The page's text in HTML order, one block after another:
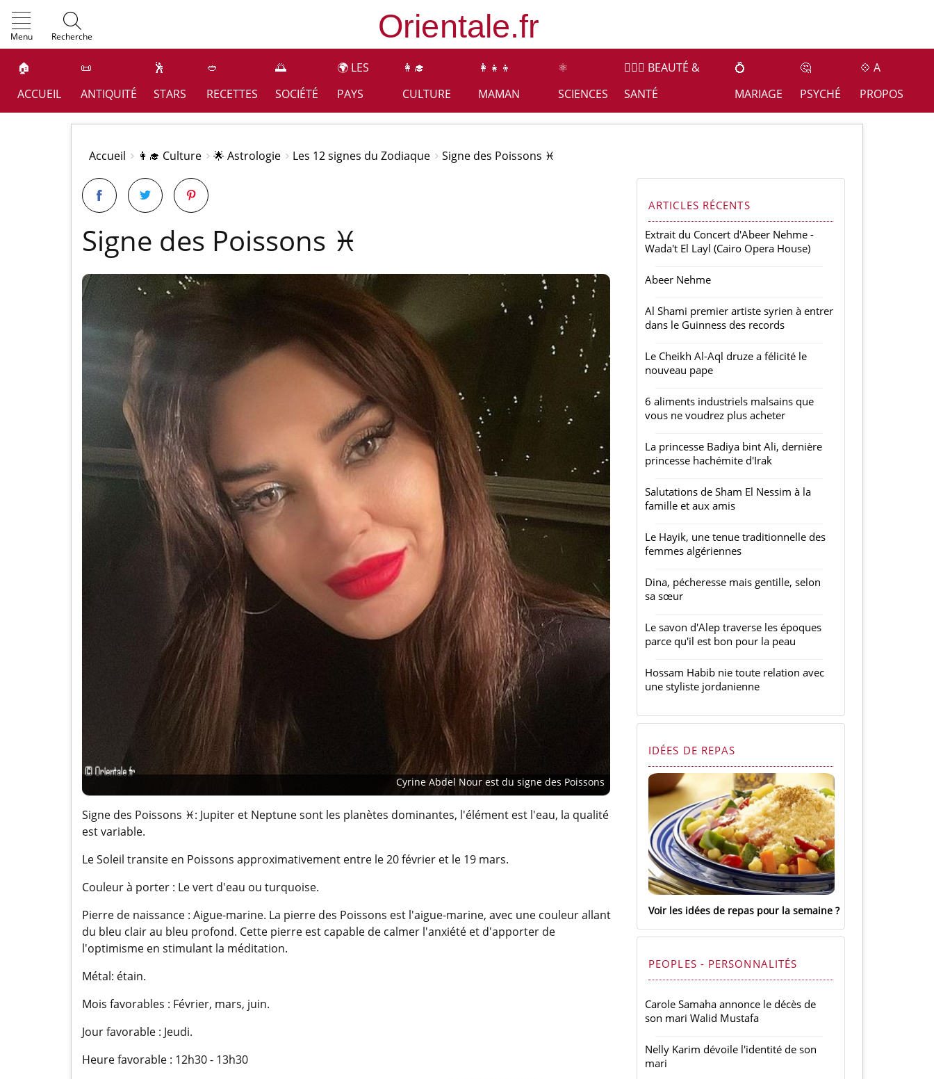
Menu Recherche
🏠
ACCUEIL
📜
ANTIQUITÉ
🕺
STARS
🥙
RECETTES
🌅
SOCIÉTÉ
🌍 LES
PAYS
👩‍🎓
CULTURE
👩‍👧‍👦
MAMAN
⚛️
SCIENCES
👩🏻‍⚕️ BEAUTÉ &
SANTÉ
💍
MARIAGE
🤔
PSYCHÉ
💠 A
PROPOS
Accueil 👩‍🎓 Culture 🌟 Astrologie Les 12 signes du Zodiaque Signe des Poissons ♓
Signe des Poissons ♓
Cyrine Abdel Nour est du signe des Poissons
Signe des Poissons ♓: Jupiter et Neptune sont les planètes dominantes, l'élément est l'eau, la qualité
est variable.
Le Soleil transite en Poissons approximativement entre le 20 février et le 19 mars.
Couleur à porter : Le vert d'eau ou turquoise.
Pierre de naissance : Aigue-marine. La pierre des Poissons est l'aigue-marine, avec une couleur allant
du bleu clair au bleu profond. Cette pierre est capable de calmer l'anxiété et d'apporter de
l'optimisme en stimulant la méditation.
Métal: étain.
Mois favorables : Février, mars, juin.
Jour favorable : Jeudi.
Heure favorable : 12h30 - 13h30
ARTICLES RÉCENTS
Extrait du Concert d'Abeer Nehme -
Wada't El Layl (Cairo Opera House)
Abeer Nehme
Al Shami premier artiste syrien à entrer
dans le Guinness des records
Le Cheikh Al-Aql druze a félicité le
nouveau pape
6 aliments industriels malsains que
vous ne voudrez plus acheter
La princesse Badiya bint Ali, dernière
princesse hachémite d'Irak
Salutations de Sham El Nessim à la
famille et aux amis
Le Hayik, une tenue traditionnelle des
femmes algériennes
Dina, pécheresse mais gentille, selon
sa sœur
Le savon d'Alep traverse les époques
parce qu'il est bon pour la peau
Hossam Habib nie toute relation avec
une styliste jordanienne
IDÉES DE REPAS
Voir les idées de repas pour la semaine
PEOPLES - PERSONNALITÉS
Carole Samaha annonce le décès de
son mari Walid Mustafa
Nelly Karim dévoile l'identité de son
mari